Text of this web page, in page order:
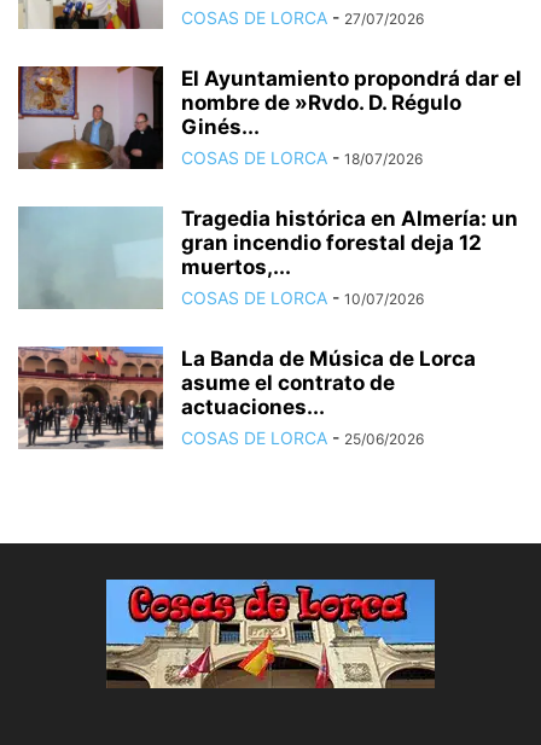
COSAS DE LORCA - 27/07/2026
El Ayuntamiento propondrá dar el
nombre de »Rvdo. D. Régulo
Ginés...
COSAS DE LORCA - 18/07/2026
Tragedia histórica en Almería: un
gran incendio forestal deja 12
muertos,...
COSAS DE LORCA - 10/07/2026
La Banda de Música de Lorca
asume el contrato de
actuaciones...
COSAS DE LORCA - 25/06/2026